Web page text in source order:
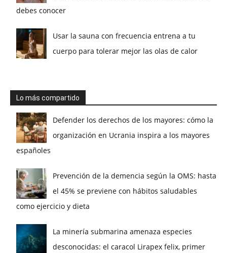
debes conocer
Usar la sauna con frecuencia entrena a tu
cuerpo para tolerar mejor las olas de calor
Lo más compartido
Defender los derechos de los mayores: cómo la
organización en Ucrania inspira a los mayores
españoles
Prevención de la demencia según la OMS: hasta
el 45% se previene con hábitos saludables
como ejercicio y dieta
La minería submarina amenaza especies
desconocidas: el caracol Lirapex felix, primer